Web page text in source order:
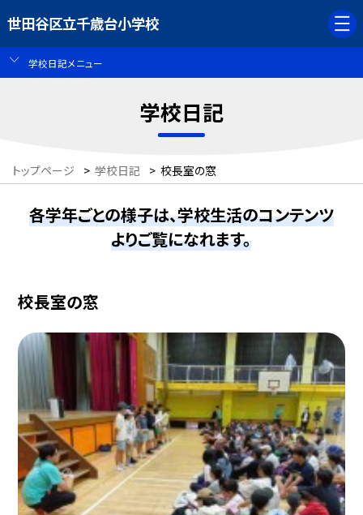
世田谷区立千歳台小学校
学校日記メニュー
学校日記
トップページ > 学校日記 > 校長室の窓
各学年ごとの様子は、学校生活のコンテンツ
よりご覧になれます。
校長室の窓